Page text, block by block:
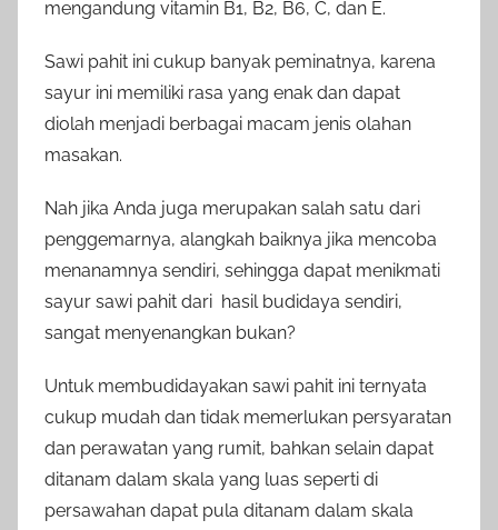
mengandung vitamin B1, B2, B6, C, dan E.
Sawi pahit ini cukup banyak peminatnya, karena
sayur ini memiliki rasa yang enak dan dapat
diolah menjadi berbagai macam jenis olahan
masakan.
Nah jika Anda juga merupakan salah satu dari
penggemarnya, alangkah baiknya jika mencoba
menanamnya sendiri, sehingga dapat menikmati
sayur sawi pahit dari hasil budidaya sendiri,
sangat menyenangkan bukan?
Untuk membudidayakan sawi pahit ini ternyata
cukup mudah dan tidak memerlukan persyaratan
dan perawatan yang rumit, bahkan selain dapat
ditanam dalam skala yang luas seperti di
persawahan dapat pula ditanam dalam skala